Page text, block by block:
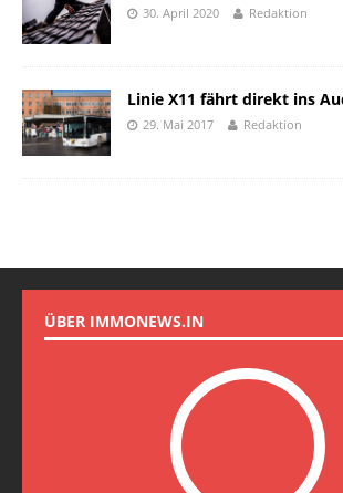
30. April 2020 Redaktion
Linie X11 fährt direkt ins
29. Mai 2017 Redaktion
ÜBER IMMONEWS.IN